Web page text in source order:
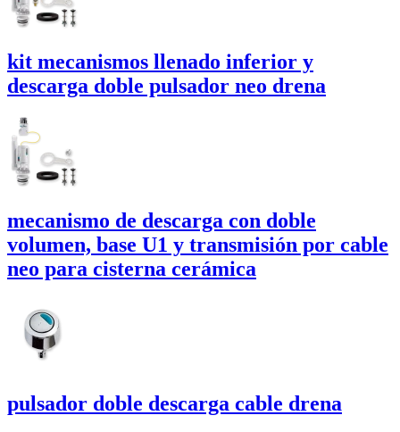
kit mecanismos llenado inferior y
descarga doble pulsador neo drena
mecanismo de descarga con doble
volumen, base U1 y transmisión por cable
neo para cisterna cerámica
pulsador doble descarga cable drena